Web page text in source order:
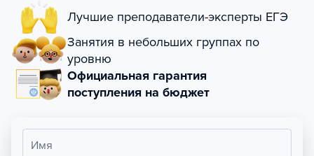
Лучшие преподаватели-эксперты ЕГЭ
Занятия в небольших группах по
уровню
Официальная гарантия
поступления на бюджет
Имя